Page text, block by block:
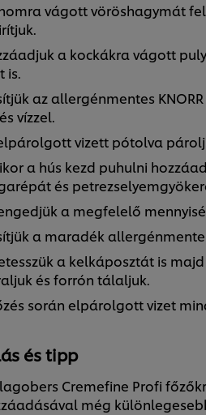
vágott vöröshagymát
a kockákra vágott
is.
az allergénmentes
vízzel.
vizett pótolva
a hús kezd puhulni
és
a megfelelő
a maradék
a kelkáposztát is
és forrón tálaljuk.
során elpárolgott vizet
és tipp
Cremefine Profi
még